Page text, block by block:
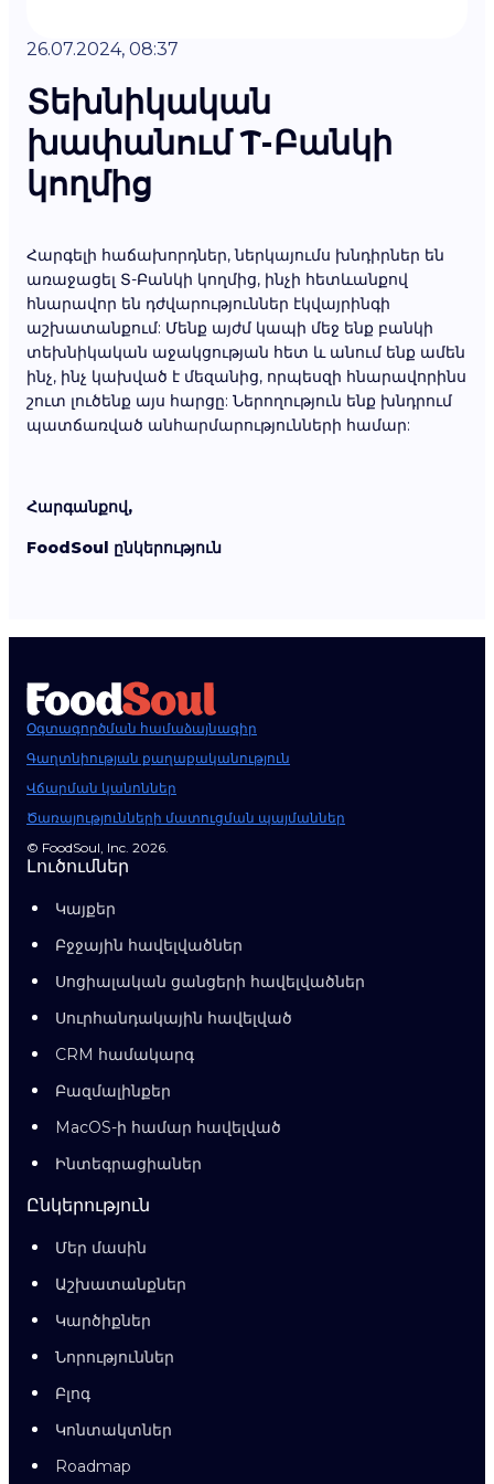
26.07.2024, 08:37
Տեխնիկական
խափանում T-Բանկի
կողմից
Հարգելի հաճախորդներ, ներկայումս խնդիրներ են
առաջացել Տ-Բանկի կողմից, ինչի հետևանքով
հնարավոր են դժվարություններ էկվայրինգի
աշխատանքում: Մենք այժմ կապի մեջ ենք բանկի
տեխնիկական աջակցության հետ և անում ենք ամեն
ինչ, ինչ կախված է մեզանից, որպեսզի հնարավորինս
շուտ լուծենք այս հարցը: Ներողություն ենք խնդրում
պատճառված անհարմարությունների համար:
Հարգանքով,
FoodSoul ընկերություն
Օգտագործման համաձայնագիր
Գաղտնիության քաղաքականություն
Վճարման կանոններ
Ծառայությունների մատուցման պայմաններ
© FoodSoul, Inc. 2026.
Լուծումներ
Կայքեր
Բջջային հավելվածներ
Սոցիալական ցանցերի հավելվածներ
Սուրհանդակային հավելված
CRM համակարգ
Բազմալինքեր
MacOS-ի համար հավելված
Ինտեգրացիաներ
Ընկերություն
Մեր մասին
Աշխատանքներ
Կարծիքներ
Նորություններ
Բլոգ
Կոնտակտներ
Roadmap